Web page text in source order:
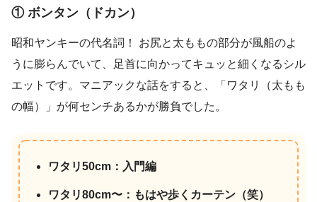
① ボンタン（ドカン）
昭和ヤンキーの代名詞！ お尻と太ももの部分が風船のよ
うに膨らんでいて、足首に向かってキュッと細くなるシル
エットです。マニアックな話をすると、「ワタリ（太もも
の幅）」が何センチあるかが勝負でした。
ワタリ50cm：入門編
ワタリ80cm〜：もはや歩くカーテン（笑）